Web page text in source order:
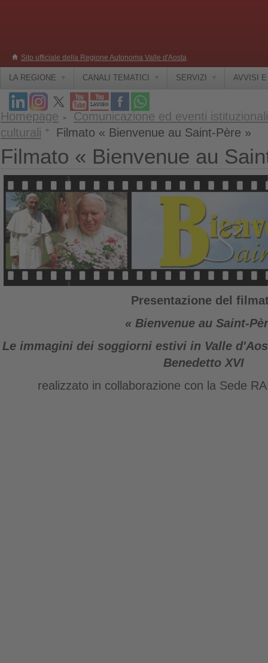
Sito ufficiale della Regione Autonoma Valle d'Aosta
LA REGIONE CANALI TEMATICI SERVIZI AVVISI
Homepage
Comunicazione ed eventi istituzionali
culturali
Filmato « Bienvenue au Saint-Père »
Filmato « Bienvenue au
Presentazione del
« Bienvenue au Saint-
Le immagini dei soggiorni estivi in Valle
Benedetto XVI
realizzato in collaborazione con la Sede